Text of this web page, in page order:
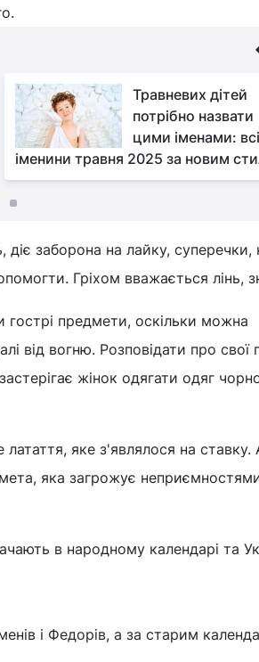
Травневих дітей
потрібно назвати
цими іменами: всі
іменини травня 2025 за новим
діє заборона на лайку, суперечки,
Гріхом вважається лінь,
предмети, оскільки можна
від вогню. Розповідати про свої
жінок одягати одяг
яке з'являлося на ставку.
яка загрожує
в народному календарі та
і Федорів, а за старим